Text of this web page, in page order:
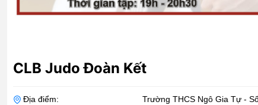
CLB Judo Đoàn Kết
Địa điểm: Trường THCS Ngô Gia Tự -